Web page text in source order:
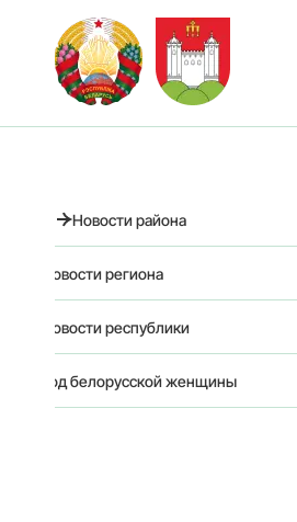
Новости района
Новости региона
Новости республики
Год белорусской женщины